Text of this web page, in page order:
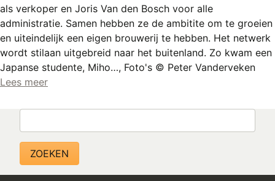
als verkoper en Joris Van den Bosch voor alle
administratie. Samen hebben ze de ambitite om te groeien
en uiteindelijk een eigen brouwerij te hebben. Het netwerk
wordt stilaan uitgebreid naar het buitenland. Zo kwam een
Japanse studente, Miho…, Foto's © Peter Vanderveken
Lees meer